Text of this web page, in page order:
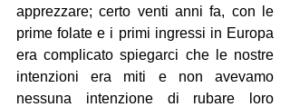
apprezzare; certo venti anni fa, con le
prime folate e i primi ingressi in Europa
era complicato spiegarci che le nostre
intenzioni era miti e non avevamo
nessuna intenzione di rubare loro